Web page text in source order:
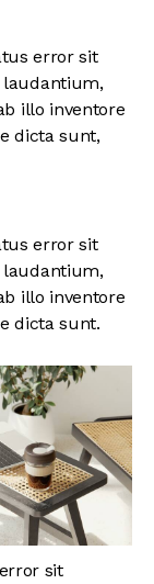
error sit
illo inventore
dicta sunt,
error sit
illo inventore
dicta sunt.
sit